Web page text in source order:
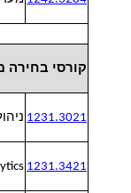
קורסי
1231.3021
1231.3421